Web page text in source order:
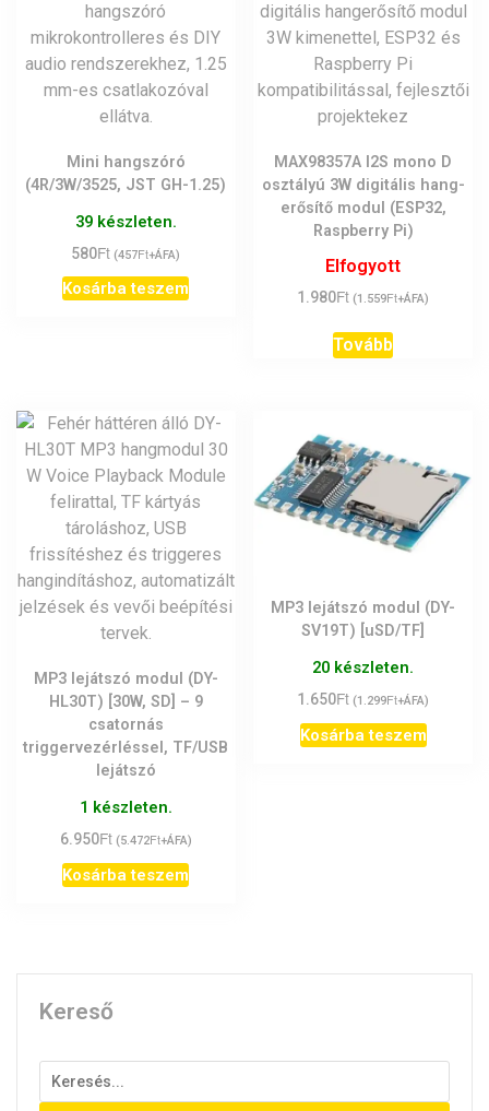
Mini hangszóró
(4R/3W/3525, JST GH-1.25)
39 készleten.
580Ft (457Ft+ÁFA)
Kosárba teszem
MAX98357A I2S mono D
osztályú 3W digitális hang­
erősítő modul (ESP32,
Raspberry Pi)
Elfogyott
1.980Ft (1.559Ft+ÁFA)
Tovább
MP3 lejátszó modul (DY-
HL30T) [30W, SD] – 9
csatornás
triggervezérléssel, TF/USB
lejátszó
1 készleten.
6.950Ft (5.472Ft+ÁFA)
Kosárba teszem
MP3 lejátszó modul (DY-
SV19T) [uSD/TF]
20 készleten.
1.650Ft (1.299Ft+ÁFA)
Kosárba teszem
Kereső